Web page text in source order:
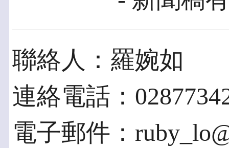
聯絡人：羅婉如
連絡電話：
電子郵件：